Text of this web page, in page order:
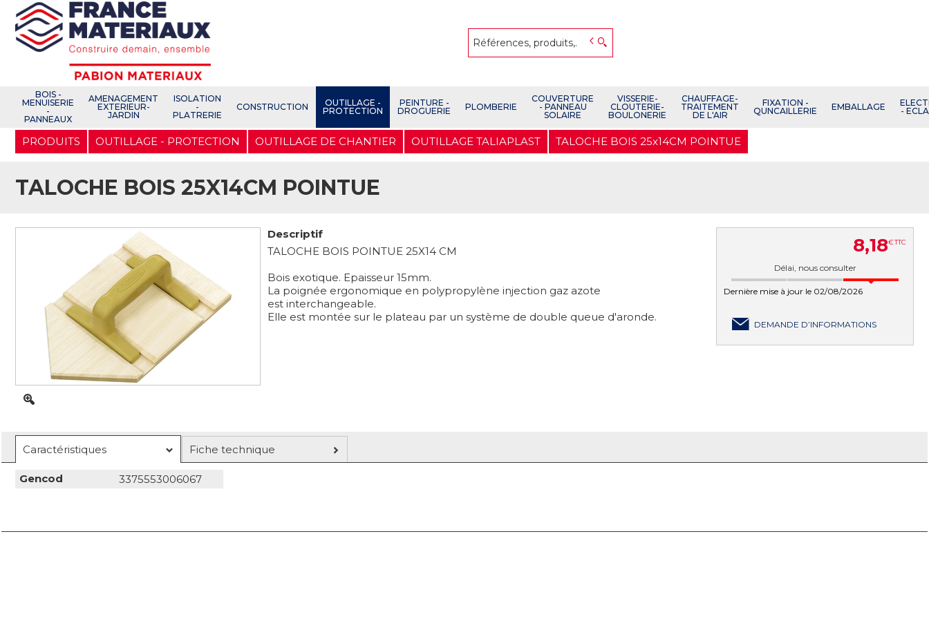
Aller
contenu
BOIS -
MENUISERIE
-
PANNEAUX
AMENAGEMENT
EXTERIEUR-
JARDIN
ISOLATION
-
PLATRERIE
CONSTRUCTION
OUTILLAGE -
PROTECTION
PEINTURE -
DROGUERIE
PLOMBERIE
COUVERTURE
- PANNEAU
SOLAIRE
VISSERIE-
CLOUTERIE-
BOULONERIE
CHAUFFAGE-
TRAITEMENT
DE L'AIR
FIXATION -
QUNCAILLERIE
EMBALLAGE
-
PRODUITS OUTILLAGE - PROTECTION OUTILLAGE DE CHANTIER OUTILLAGE TALIAPLAST TALOCHE BOIS 25x14CM POINTUE
TALOCHE BOIS 25X14CM POINTUE
Descriptif
TALOCHE BOIS POINTUE 25X14 CM
Bois exotique. Epaisseur 15mm.
La poignée ergonomique en polypropylène injection gaz azote
est interchangeable.
Elle est montée sur le plateau par un système de double queue d'aronde.
8,18€TTC
Délai, nous consulter
Dernière mise à jour le 02/08/2026
DEMANDE D’INFORMATIONS
Caractéristiques Fiche technique
Gencod 3375553006067